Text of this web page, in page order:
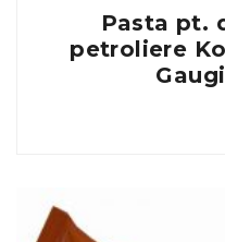
Pasta pt.
petroliere